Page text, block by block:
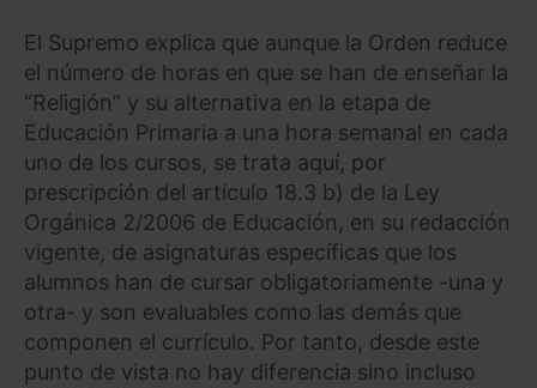
El Supremo explica que aunque la Orden reduce
el número de horas en que se han de enseñar la
“Religión” y su alternativa en la etapa de
Educación Primaria a una hora semanal en cada
uno de los cursos, se trata aquí, por
prescripción del artículo 18.3 b) de la Ley
Orgánica 2/2006 de Educación, en su redacción
vigente, de asignaturas específicas que los
alumnos han de cursar obligatoriamente -una y
otra- y son evaluables como las demás que
componen el currículo. Por tanto, desde este
punto de vista no hay diferencia sino incluso